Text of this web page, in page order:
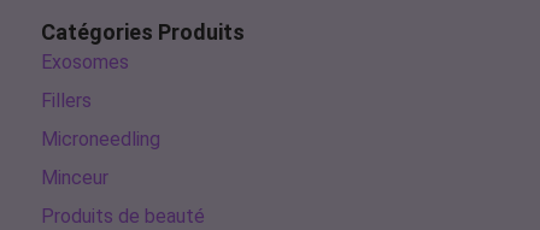
Catégories Produits
Exosomes
Fillers
Microneedling
Minceur
Produits de beauté